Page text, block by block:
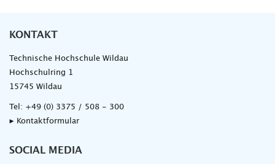
KONTAKT
Technische Hochschule Wildau
Hochschulring 1
15745 Wildau
Tel: +49 (0) 3375 / 508 - 300
▸ Kontaktformular
SOCIAL MEDIA